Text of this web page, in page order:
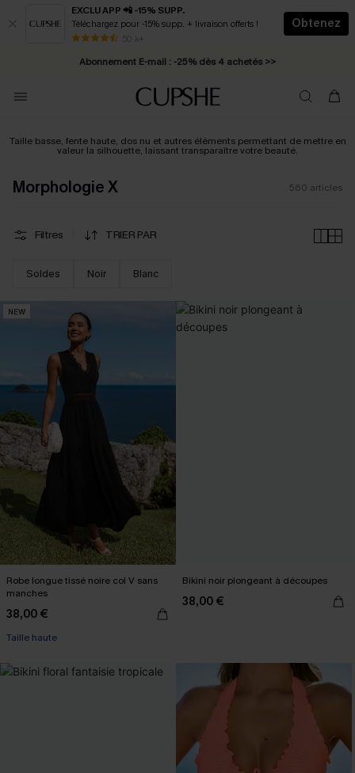
EXCLU APP 📲 -15% SUPP.
Téléchargez pour -15% supp. + livraison offerts !
50 k+
Obtenez
* Livraison éclair 2-3 jours ouvrés >>
Abonnement E-mail : -25% dès 4 achetés >>
Taille basse, fente haute, dos nu et autres éléments permettant de mettre en
valeur la silhouette, laissant transparaître votre beauté.
Morphologie X 560 articles
Filtres TRIER PAR
Soldes Noir Blanc
NEW
Robe longue tissé noire col V sans
manches
38,00 €
Taille haute
Bikini noir plongeant à découpes
38,00 €